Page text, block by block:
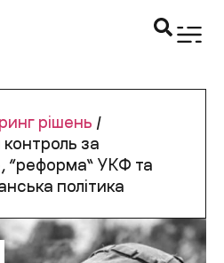
рішень /
за
“реформа” УКФ та
політика